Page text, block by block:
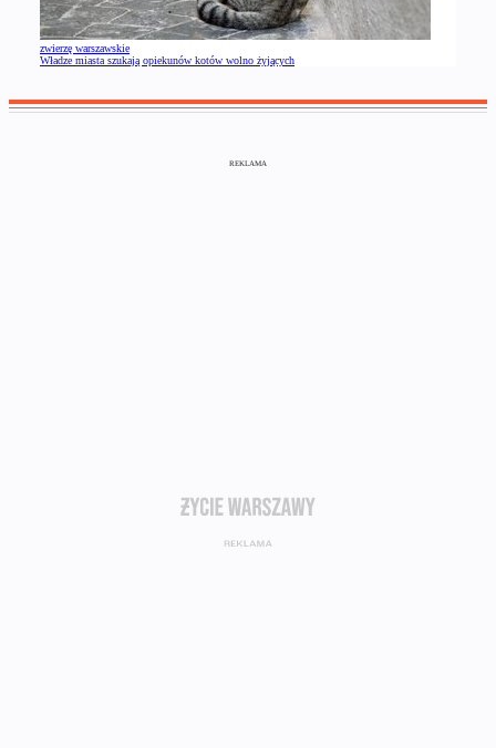
zwierzę warszawskie
Władze miasta szukają opiekunów kotów wolno żyjących
REKLAMA